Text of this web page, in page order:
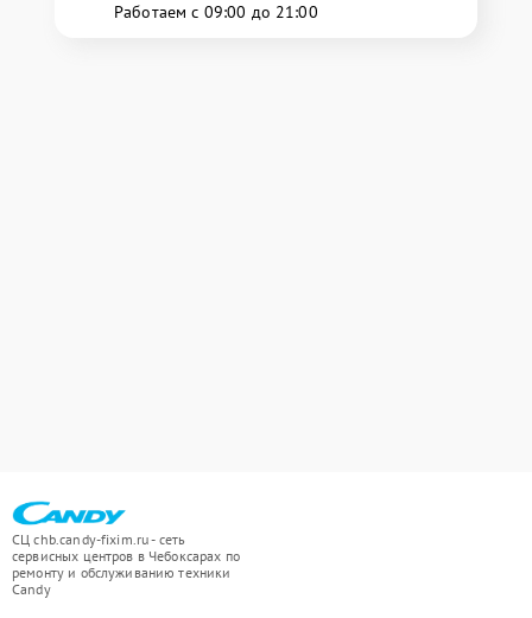
Работаем с 09:00 до 21:00
СЦ chb.candy-fixim.ru - сеть
сервисных центров в Чебоксарах по
ремонту и обслуживанию техники
Candy